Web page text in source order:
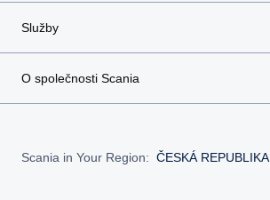
Služby
O společnosti Scania
Scania in Your Region: ČESKÁ REPUBLIKA